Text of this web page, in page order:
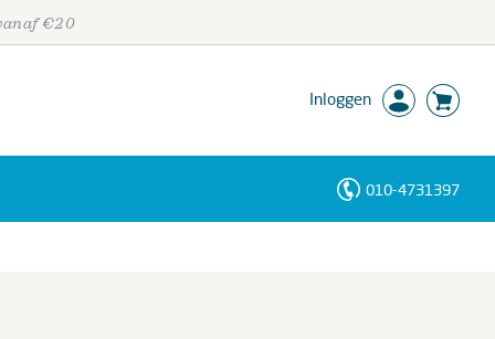
€20
Inloggen
010-4731397
Personen